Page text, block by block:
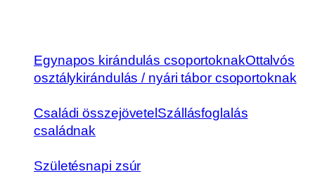
Egynapos kirándulás csoportoknakOttalvós
osztálykirándulás / nyári tábor csoportoknak
Családi összejövetel Szállásfoglalás
családnak
Születésnapi zsúr